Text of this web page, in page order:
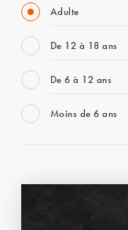
Adulte
De 12 à 18 ans
De 6 à 12 ans
Moins de 6 ans